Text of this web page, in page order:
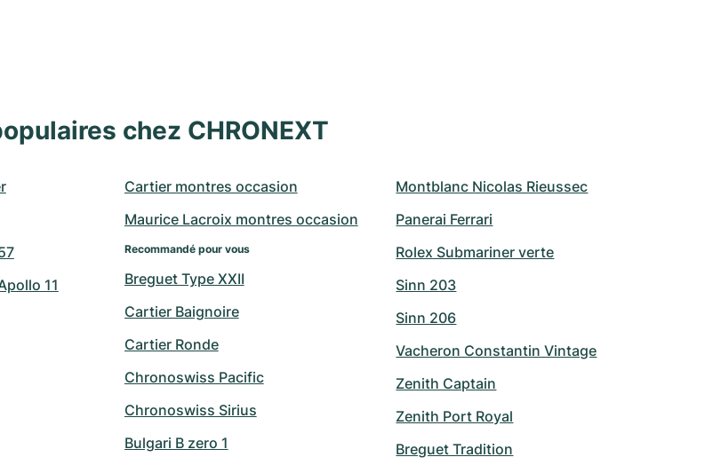
chez CHRONEXT
11
Cartier montres occasion
Maurice Lacroix montres occasion
Recommandé pour vous
Breguet Type XXII
Cartier Baignoire
Cartier Ronde
Chronoswiss Pacific
Chronoswiss Sirius
Bulgari B zero 1
Montblanc Nicolas Rieussec
Panerai Ferrari
Rolex Submariner verte
Sinn 203
Sinn 206
Vacheron Constantin Vintage
Zenith Captain
Zenith Port Royal
Breguet Tradition